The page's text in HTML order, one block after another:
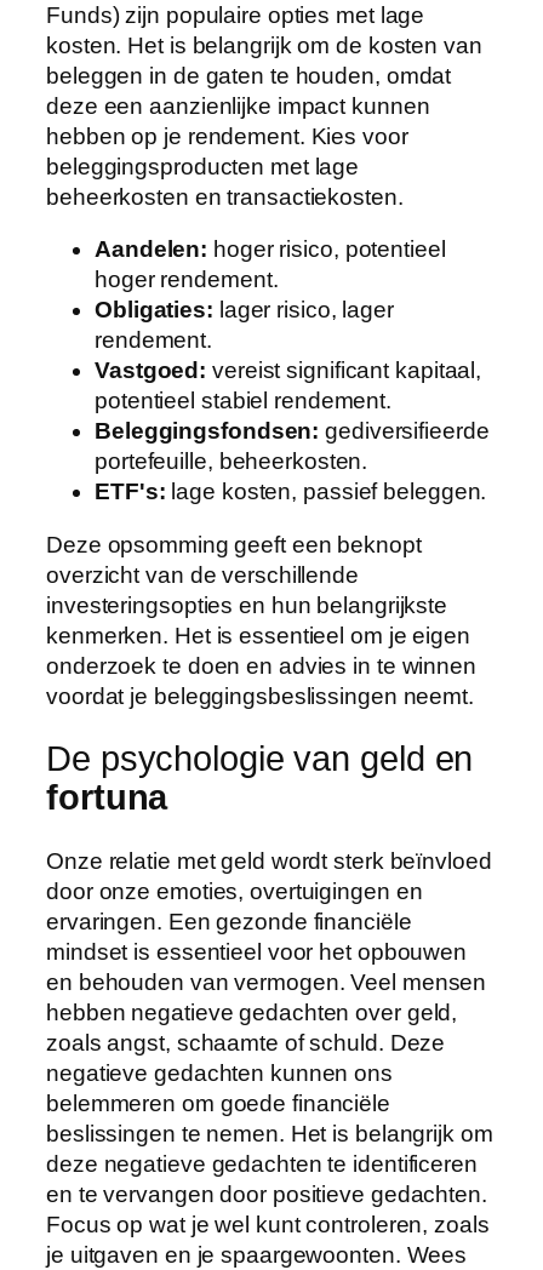
Funds) zijn populaire opties met lage
kosten. Het is belangrijk om de kosten van
beleggen in de gaten te houden, omdat
deze een aanzienlijke impact kunnen
hebben op je rendement. Kies voor
beleggingsproducten met lage
beheerkosten en transactiekosten.
Aandelen: hoger risico, potentieel
hoger rendement.
Obligaties: lager risico, lager
rendement.
Vastgoed: vereist significant kapitaal,
potentieel stabiel rendement.
Beleggingsfondsen: gediversifieerde
portefeuille, beheerkosten.
ETF's: lage kosten, passief beleggen.
Deze opsomming geeft een beknopt
overzicht van de verschillende
investeringsopties en hun belangrijkste
kenmerken. Het is essentieel om je eigen
onderzoek te doen en advies in te winnen
voordat je beleggingsbeslissingen neemt.
De psychologie van geld en
fortuna
Onze relatie met geld wordt sterk beïnvloed
door onze emoties, overtuigingen en
ervaringen. Een gezonde financiële
mindset is essentieel voor het opbouwen
en behouden van vermogen. Veel mensen
hebben negatieve gedachten over geld,
zoals angst, schaamte of schuld. Deze
negatieve gedachten kunnen ons
belemmeren om goede financiële
beslissingen te nemen. Het is belangrijk om
deze negatieve gedachten te identificeren
en te vervangen door positieve gedachten.
Focus op wat je wel kunt controleren, zoals
je uitgaven en je spaargewoonten. Wees